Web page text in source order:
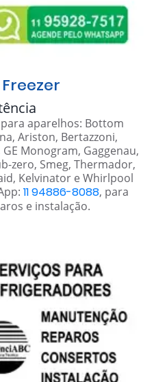
aparelhos: Bottom
Ariston, Bertazzoni,
Monogram, Gaggenau,
zero, Smeg, Thermador,
Kelvinator e Whirlpool
11 94886-8088, para
e instalação.